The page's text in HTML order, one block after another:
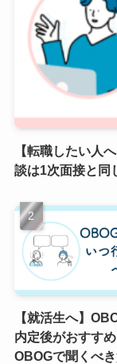
【転職したい人
談は1次面接と同
【就活生へ】
内定後がおすす
OBOGで聞くべ